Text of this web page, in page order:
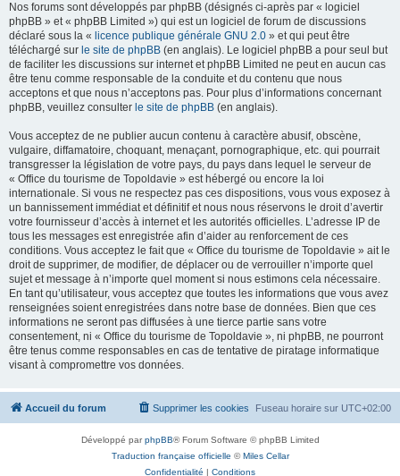
Nos forums sont développés par phpBB (désignés ci-après par « logiciel
phpBB » et « phpBB Limited ») qui est un logiciel de forum de discussions
déclaré sous la « licence publique générale GNU 2.0 » et qui peut être
téléchargé sur le site de phpBB (en anglais). Le logiciel phpBB a pour seul but
de faciliter les discussions sur internet et phpBB Limited ne peut en aucun cas
être tenu comme responsable de la conduite et du contenu que nous
acceptons et que nous n’acceptons pas. Pour plus d’informations concernant
phpBB, veuillez consulter le site de phpBB (en anglais).
Vous acceptez de ne publier aucun contenu à caractère abusif, obscène,
vulgaire, diffamatoire, choquant, menaçant, pornographique, etc. qui pourrait
transgresser la législation de votre pays, du pays dans lequel le serveur de
« Office du tourisme de Topoldavie » est hébergé ou encore la loi
internationale. Si vous ne respectez pas ces dispositions, vous vous exposez à
un bannissement immédiat et définitif et nous nous réservons le droit d’avertir
votre fournisseur d’accès à internet et les autorités officielles. L’adresse IP de
tous les messages est enregistrée afin d’aider au renforcement de ces
conditions. Vous acceptez le fait que « Office du tourisme de Topoldavie » ait le
droit de supprimer, de modifier, de déplacer ou de verrouiller n’importe quel
sujet et message à n’importe quel moment si nous estimons cela nécessaire.
En tant qu’utilisateur, vous acceptez que toutes les informations que vous avez
renseignées soient enregistrées dans notre base de données. Bien que ces
informations ne seront pas diffusées à une tierce partie sans votre
consentement, ni « Office du tourisme de Topoldavie », ni phpBB, ne pourront
être tenus comme responsables en cas de tentative de piratage informatique
visant à compromettre vos données.
Accueil du forum Fuseau horaire sur UTC+02:00
Supprimer les cookies
Développé parphpBB® Forum Software © phpBB Limited
Traduction française officielle ©Miles Cellar
Confidentialité | Conditions